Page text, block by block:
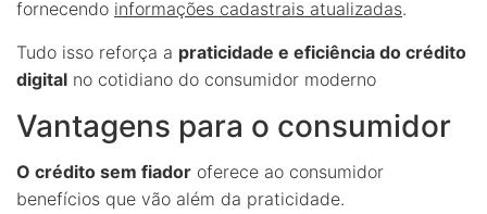
fornecendo informações cadastrais atualizadas.
Tudo isso reforça a praticidade e eficiência do crédito
digital no cotidiano do consumidor moderno
Vantagens para o consumidor
O crédito sem fiador oferece ao consumidor
benefícios que vão além da praticidade.